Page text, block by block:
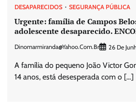
DESAPARECIDOS SEGURANÇA PÚBLICA
Urgente: família de Campos
adolescente desaparecido.
Dinomarmiranda@yahoo.com.br 26 De
A família do pequeno João Victor
14 anos, está desesperada com o […]